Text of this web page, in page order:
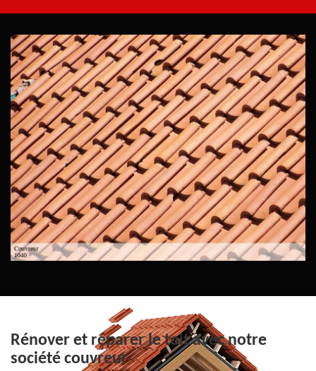
Rénover et réparer le toit avec notre
société couvreur